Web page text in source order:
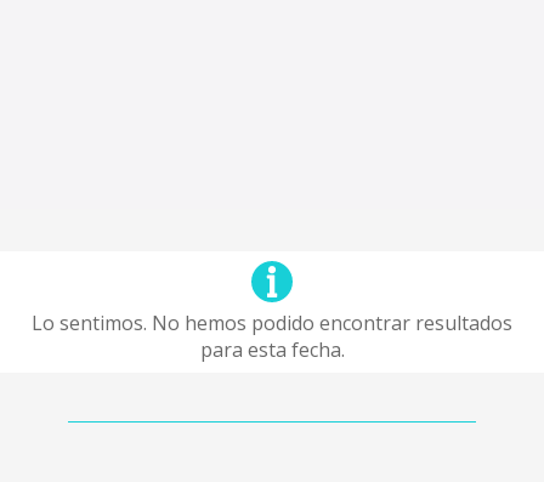
Lo sentimos. No hemos podido encontrar resultados
para esta fecha.